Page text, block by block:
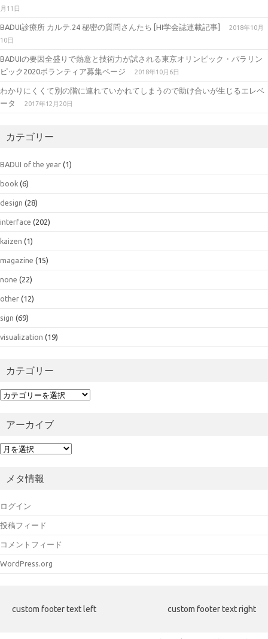
月11日
BADUI診療所 カルテ.24 秘密の質問さんたち [HI学会誌連載記事]
2018年10月
10日
BADUIの要因全盛りで熱意と技術力が試される東京オリンピック・パラリン
ピック2020ボランティア募集ページ
2018年10月6日
わかりにくくて別の階に連れていかれてしまうので助け合いが生じるエレベ
ータ
2017年12月20日
カテゴリー
BADUI of the year (1)
book (6)
design (28)
interface (202)
kaizen (1)
magazine (15)
none (22)
other (12)
sign (69)
visualization (19)
カテゴリー
カ
アーカイブ
ア
イメタ情報
ログイン
投稿フィード
コメントフィード
WordPress.org
custom footer text left custom footer text right